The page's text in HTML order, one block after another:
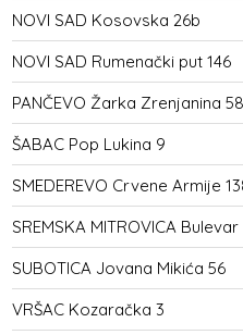
NOVI SAD Kosovska 26b
NOVI SAD Rumenački put 146
PANČEVO Žarka Zrenjanina
ŠABAC Pop Lukina 9
SMEDEREVO Crvene Armije
SREMSKA MITROVICA
SUBOTICA Jovana Mikića 56
VRŠAC Kozaračka 3